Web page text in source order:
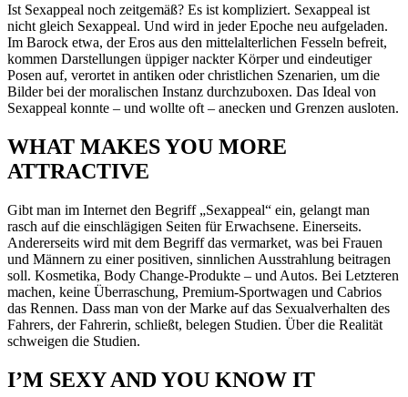
Ist Sexappeal noch zeitgemäß? Es ist kompliziert. Sexappeal ist
nicht gleich Sexappeal. Und wird in jeder Epoche neu aufgeladen.
Im Barock etwa, der Eros aus den mittelalterlichen Fesseln befreit,
kommen Darstellungen üppiger nackter Körper und eindeutiger
Posen auf, verortet in antiken oder christlichen Szenarien, um die
Bilder bei der moralischen Instanz durchzuboxen. Das Ideal von
Sexappeal konnte – und wollte oft – anecken und Grenzen ausloten.
WHAT MAKES YOU MORE
ATTRACTIVE
Gibt man im Internet den Begriff „Sexappeal“ ein, gelangt man
rasch auf die einschlägigen Seiten für Erwachsene. Einerseits.
Andererseits wird mit dem Begriff das vermarket, was bei Frauen
und Männern zu einer positiven, sinnlichen Ausstrahlung beitragen
soll. Kosmetika, Body Change-Produkte – und Autos. Bei Letzteren
machen, keine Überraschung, Premium-Sportwagen und Cabrios
das Rennen. Dass man von der Marke auf das Sexualverhalten des
Fahrers, der Fahrerin, schließt, belegen Studien. Über die Realität
schweigen die Studien.
I’M SEXY AND YOU KNOW IT